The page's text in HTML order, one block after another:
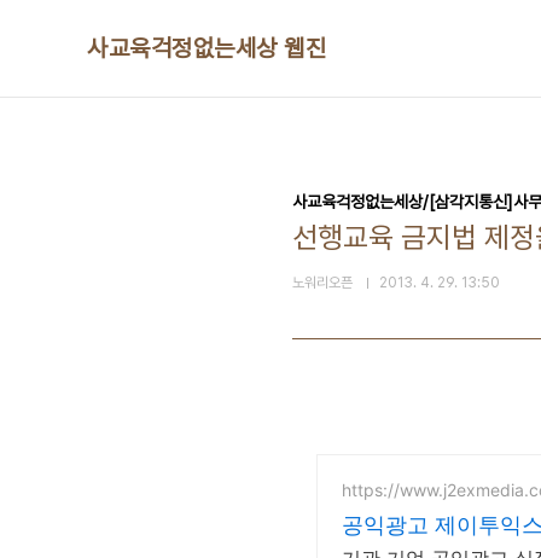
사교육걱정없는세상 웹진
사교육걱정없는세상/[삼각지통신]사무
선행교육 금지법 제
노워리오픈 2013. 4. 29. 13:50
https://
공익광고 제이투익